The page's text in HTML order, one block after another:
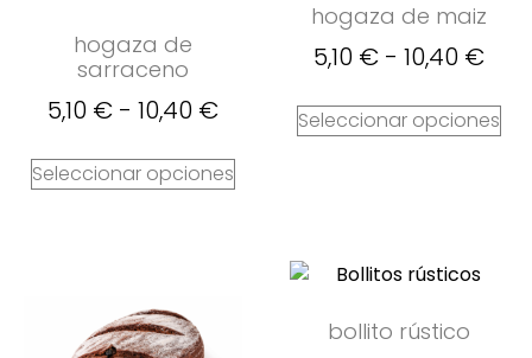
hogaza de
sarraceno
5,10 € - 10,40 €
Seleccionar opciones
hogaza de maiz
5,10 € - 10,40 €
Seleccionar opciones
bollito rústico